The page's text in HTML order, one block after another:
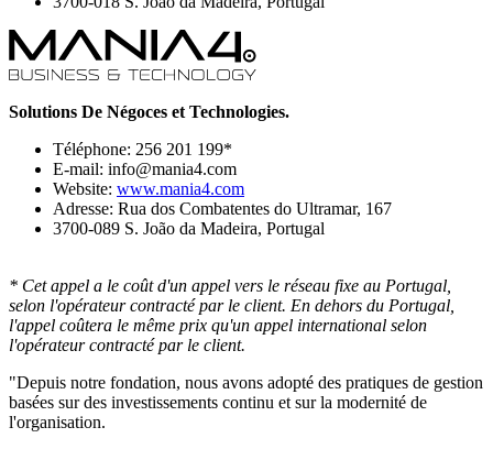
Solutions De Négoces et Technologies.
Téléphone: 256 201 199*
E-mail: info@mania4.com
Website: www.mania4.com
Adresse: Rua dos Combatentes do Ultramar, 167
3700-089 S. João da Madeira, Portugal
* Cet appel a le coût d'un appel vers le réseau fixe au Portugal,
selon l'opérateur contracté par le client. En dehors du Portugal,
l'appel coûtera le même prix qu'un appel international selon
l'opérateur contracté par le client.
"Depuis notre fondation, nous avons adopté des pratiques de gestion
basées sur des investissements continu et sur la modernité de
l'organisation.